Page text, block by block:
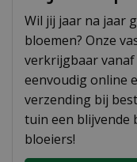
Wil jij jaar na jaar
bloemen? Onze
verkrijgbaar vanaf
eenvoudig online
verzending bij
tuin een blijvende
bloeiers!